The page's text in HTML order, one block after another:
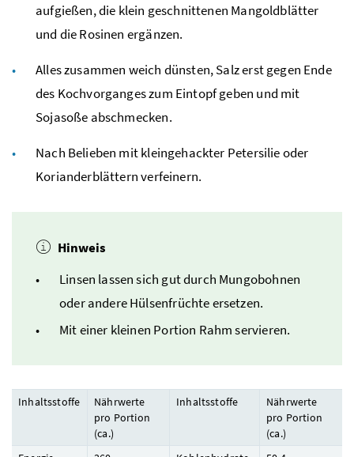
aufgießen, die klein geschnittenen Mangoldblätter
und die Rosinen ergänzen.
Alles zusammen weich dünsten, Salz erst gegen Ende
des Kochvorganges zum Eintopf geben und mit
Sojasoße abschmecken.
Nach Belieben mit kleingehackter Petersilie oder
Korianderblättern verfeinern.
Hinweis
Linsen lassen sich gut durch Mungobohnen
oder andere Hülsenfrüchte ersetzen.
Mit einer kleinen Portion Rahm servieren.
Inhaltsstoffe
Nährwerte
pro Portion
(ca.)
Inhaltsstoffe
Nährwerte
pro Portion
(ca.)